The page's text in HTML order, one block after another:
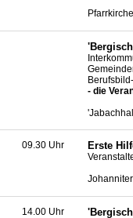
- die
09.30 Uhr Erste
14.00 Uhr